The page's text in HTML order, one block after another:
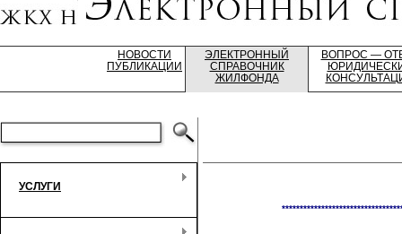
НОВОСТИ
ПУБЛИКАЦИИ
ЭЛЕКТРОННЫЙ
СПРАВОЧНИК
ЖИЛФОНДА
ВОПРОС —
УСЛУГИ